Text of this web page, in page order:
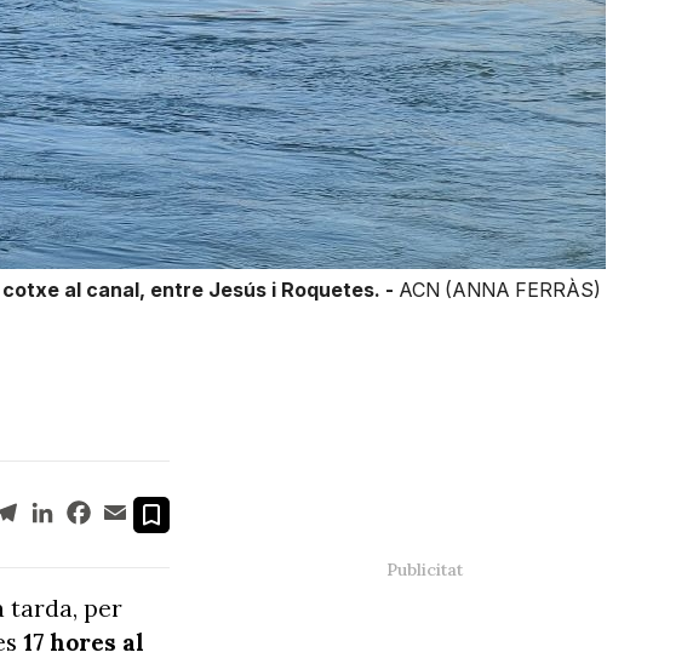
al canal, entre Jesús i Roquetes. - ACN (ANNA FERRÀS)
TelegramLinkedInFacebook
Email
tarda, per
17 hores al